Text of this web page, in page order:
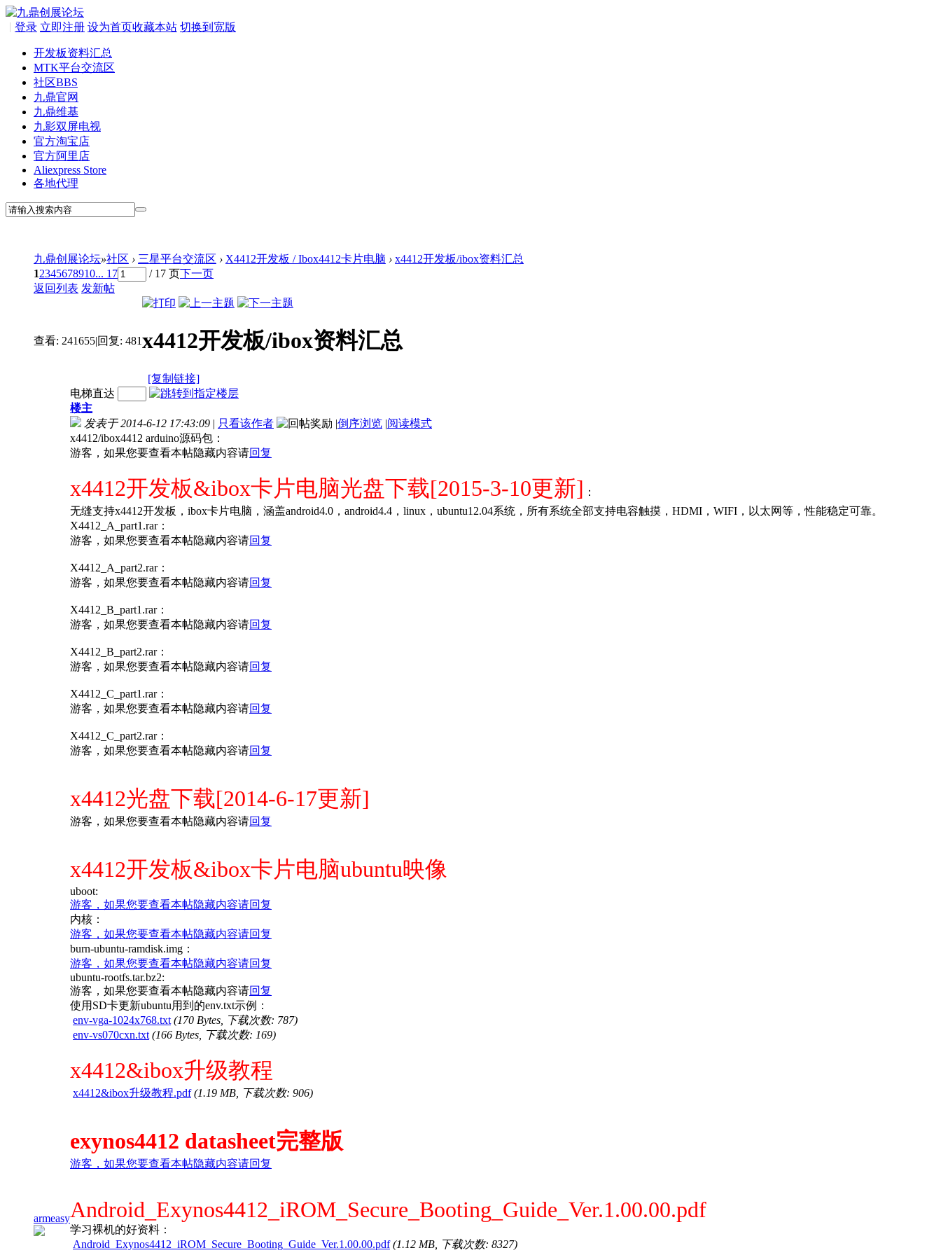
登录
| 立即注册 设为首页收藏本站 切换到宽版
开发板资料汇总
MTK平台交流区
社区BBS
九鼎官网
九鼎维基
九影双屏电视
官方淘宝店
官方阿里店
Aliexpress Store
各地代理
九鼎创展论坛»社区 › 三星平台交流区 › X4412开发板 / Ibox4412卡片电脑 › x4412开发板/ibox资料汇总
12345678910... 17 / 17 页下一页
返回列表 发新帖
查看: 241655|回复: 481x4412开发板/ibox资料汇总
[复制链接]
armeasy
电梯直达
楼主
发表于 2014-6-12 17:43:09 | 只看该作者 |倒序浏览 |阅读模式
x4412/ibox4412 arduino源码包：
游客，如果您要查看本帖隐藏内容请回复
x4412开发板&ibox卡片电脑光盘下载[2015-3-10更新] ：
无缝支持x4412开发板，ibox卡片电脑，涵盖android4.0，android4.4，linux，ubuntu12.04系统，所有系统全部支持电容触摸，HDMI，WIFI，以太网等，性能稳定可靠。
X4412_A_part1.rar：
游客，如果您要查看本帖隐藏内容请回复
X4412_A_part2.rar：
游客，如果您要查看本帖隐藏内容请回复
X4412_B_part1.rar：
游客，如果您要查看本帖隐藏内容请回复
X4412_B_part2.rar：
游客，如果您要查看本帖隐藏内容请回复
X4412_C_part1.rar：
游客，如果您要查看本帖隐藏内容请回复
X4412_C_part2.rar：
游客，如果您要查看本帖隐藏内容请回复
x4412光盘下载[2014-6-17更新]
游客，如果您要查看本帖隐藏内容请回复
x4412开发板&ibox卡片电脑ubuntu映像
uboot:
游客，如果您要查看本帖隐藏内容请回复
内核：
游客，如果您要查看本帖隐藏内容请回复
burn-ubuntu-ramdisk.img ：
游客，如果您要查看本帖隐藏内容请回复
ubuntu-rootfs.tar.bz2:
游客，如果您要查看本帖隐藏内容请回复
使用SD卡更新ubuntu用到的env.txt示例：
env-vga-1024x768.txt (170 Bytes, 下载次数: 787)
env-vs070cxn.txt (166 Bytes, 下载次数: 169)
x4412&ibox升级教程
x4412&ibox升级教程.pdf (1.19 MB, 下载次数: 906)
exynos4412 datasheet完整版
游客，如果您要查看本帖隐藏内容请回复
Android_Exynos4412_iROM_Secure_Booting_Guide_Ver.1.00.00.pdf
学习裸机的好资料：
Android_Exynos4412_iROM_Secure_Booting_Guide_Ver.1.00.00.pdf (1.12 MB, 下载次数: 8327)